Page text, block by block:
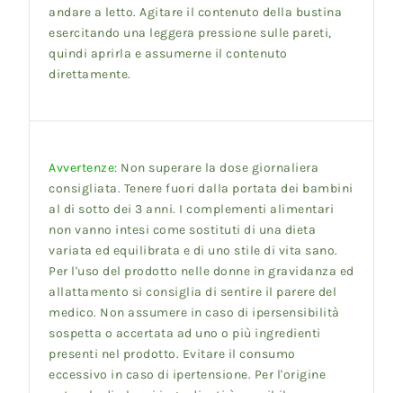
andare a letto. Agitare il contenuto della bustina
esercitando una leggera pressione sulle pareti,
quindi aprirla e assumerne il contenuto
direttamente.
Avvertenze: Non superare la dose giornaliera
consigliata. Tenere fuori dalla portata dei bambini
al di sotto dei 3 anni. I complementi alimentari
non vanno intesi come sostituti di una dieta
variata ed equilibrata e di uno stile di vita sano.
Per l'uso del prodotto nelle donne in gravidanza ed
allattamento si consiglia di sentire il parere del
medico. Non assumere in caso di ipersensibilità
sospetta o accertata ad uno o più ingredienti
presenti nel prodotto. Evitare il consumo
eccessivo in caso di ipertensione. Per l'origine